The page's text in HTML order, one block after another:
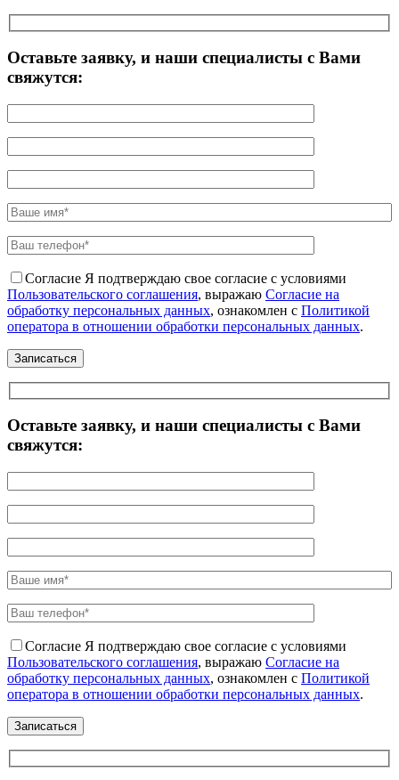
Оставьте заявку, и наши специалисты с Вами
свяжутся:
Согласие Я подтверждаю свое согласие с условиями
Пользовательского соглашения, выражаю Согласие на
обработку персональных данных, ознакомлен с Политикой
оператора в отношении обработки персональных данных.
Оставьте заявку, и наши специалисты с Вами
свяжутся:
Согласие Я подтверждаю свое согласие с условиями
Пользовательского соглашения, выражаю Согласие на
обработку персональных данных, ознакомлен с Политикой
оператора в отношении обработки персональных данных.